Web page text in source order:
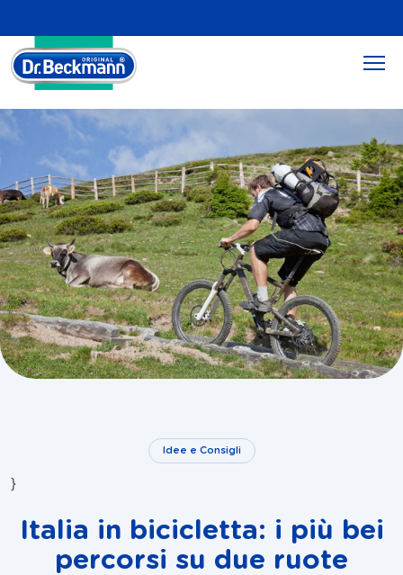
Idee e Consigli
}
Italia in bicicletta: i più bei
percorsi su due ruote